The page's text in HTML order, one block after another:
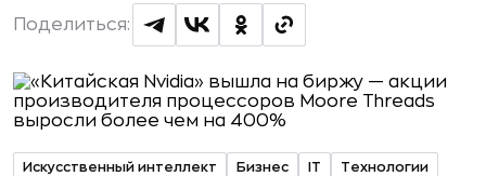
Поделиться:
Искусственный интеллект Бизнес IT Технологии